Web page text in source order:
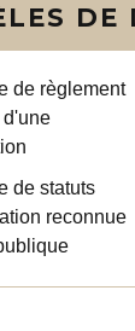
DE
de règlement
de statuts
reconnue